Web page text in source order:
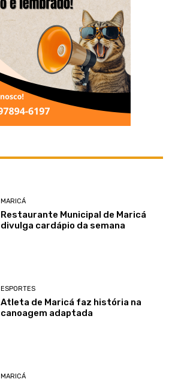
MARICÁ
Restaurante Municipal de Maricá
divulga cardápio da semana
ESPORTES
Atleta de Maricá faz história na
canoagem adaptada
MARICÁ